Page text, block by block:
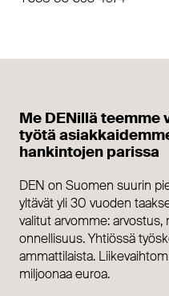
Me DENillä teemme
työtä
hankintojen parissa
DEN on Suomen suurin
yltävät yli 30 vuoden
valitut arvomme: arvostus,
onnellisuus. Yhtiössä
ammattilaista.
miljoonaa euroa.